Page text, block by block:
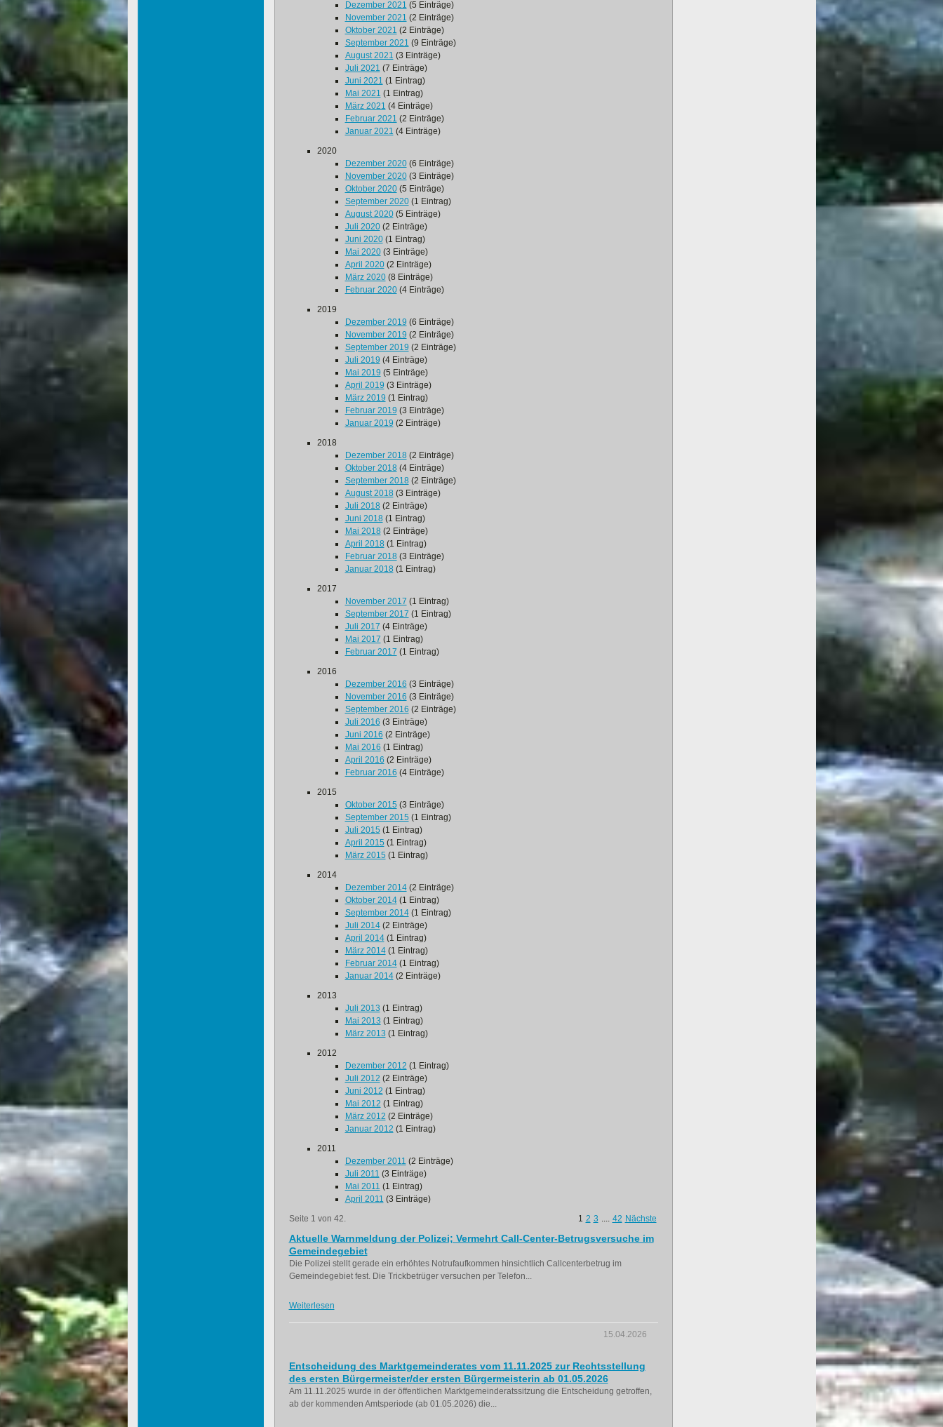
Dezember 2021 (5 Einträge)
November 2021 (2 Einträge)
Oktober 2021 (2 Einträge)
September 2021 (9 Einträge)
August 2021 (3 Einträge)
Juli 2021 (7 Einträge)
Juni 2021 (1 Eintrag)
Mai 2021 (1 Eintrag)
März 2021 (4 Einträge)
Februar 2021 (2 Einträge)
Januar 2021 (4 Einträge)
2020
Dezember 2020(6 Einträge)
November 2020(3 Einträge)
Oktober 2020(5 Einträge)
September 2020(1 Eintrag)
August 2020(5 Einträge)
Juli 2020(2 Einträge)
Juni 2020(1 Eintrag)
Mai 2020(3 Einträge)
April 2020(2 Einträge)
März 2020(8 Einträge)
Februar 2020(4 Einträge)
2019
Dezember 2019 (6 Einträge)
November 2019 (2 Einträge)
September 2019 (2 Einträge)
Juli 2019 (4 Einträge)
Mai 2019 (5 Einträge)
April 2019 (3 Einträge)
März 2019 (1 Eintrag)
Februar 2019 (3 Einträge)
Januar 2019 (2 Einträge)
2018
Dezember 2018(2 Einträge)
Oktober 2018(4 Einträge)
September 2018(2 Einträge)
August 2018(3 Einträge)
Juli 2018(2 Einträge)
Juni 2018(1 Eintrag)
Mai 2018(2 Einträge)
April 2018(1 Eintrag)
Februar 2018(3 Einträge)
Januar 2018(1 Eintrag)
2017
November 2017 (1 Eintrag)
September 2017 (1 Eintrag)
Juli 2017 (4 Einträge)
Mai 2017 (1 Eintrag)
Februar 2017 (1 Eintrag)
2016
Dezember 2016 (3 Einträge)
November 2016 (3 Einträge)
September 2016 (2 Einträge)
Juli 2016 (3 Einträge)
Juni 2016 (2 Einträge)
Mai 2016 (1 Eintrag)
April 2016 (2 Einträge)
Februar 2016 (4 Einträge)
2015
Oktober 2015 (3 Einträge)
September 2015 (1 Eintrag)
Juli 2015 (1 Eintrag)
April 2015 (1 Eintrag)
März 2015 (1 Eintrag)
2014
Dezember 2014(2 Einträge)
Oktober 2014(1 Eintrag)
September 2014(1 Eintrag)
Juli 2014(2 Einträge)
April 2014(1 Eintrag)
März 2014(1 Eintrag)
Februar 2014(1 Eintrag)
Januar 2014(2 Einträge)
2013
Juli 2013 (1 Eintrag)
Mai 2013 (1 Eintrag)
März 2013 (1 Eintrag)
2012
Dezember 2012 (1 Eintrag)
Juli 2012 (2 Einträge)
Juni 2012 (1 Eintrag)
Mai 2012 (1 Eintrag)
März 2012 (2 Einträge)
Januar 2012 (1 Eintrag)
2011
Dezember 2011 (2 Einträge)
Juli 2011 (3 Einträge)
Mai 2011 (1 Eintrag)
April 2011 (3 Einträge)
Seite 1 von 42.
1 2 3 .... 42 Nächste
Aktuelle Warnmeldung der Polizei; Vermehrt Call-Center-Betrugsversuche im
Gemeindegebiet
Die Polizei stellt gerade ein erhöhtes Notrufaufkommen hinsichtlich Callcenterbetrug im
Gemeindegebiet fest. Die Trickbetrüger versuchen per Telefon...
Weiterlesen
15.04.2026
Entscheidung des Marktgemeinderates vom 11.11.2025 zur Rechtsstellung
des ersten Bürgermeister/der ersten Bürgermeisterin ab 01.05.2026
Am 11.11.2025 wurde in der öffentlichen Marktgemeinderatssitzung die Entscheidung getroffen,
ab der kommenden Amtsperiode (ab 01.05.2026) die...